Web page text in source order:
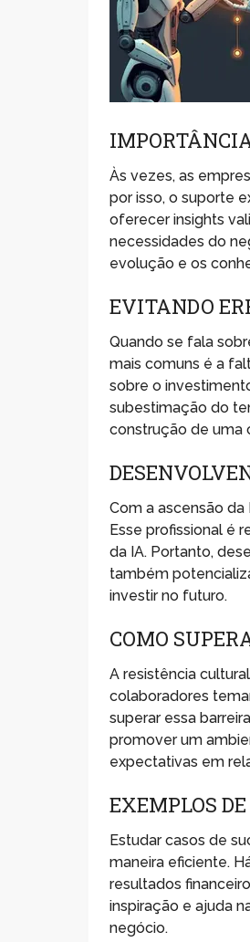
Às vezes, as
por isso, o suporte
oferecer insights
necessidades do
evolução e os
EVITANDO
Quando se fala
mais comuns é a
sobre o
subestimação do
construção de uma
Com a ascensão
Esse profissional é
da IA. Portanto,
também
investir no futuro.
COMO
A resistência
colaboradores
superar essa
promover um
expectativas em
EXEMPLOS
Estudar casos de
maneira eficiente.
resultados
inspiração e ajuda
negócio.